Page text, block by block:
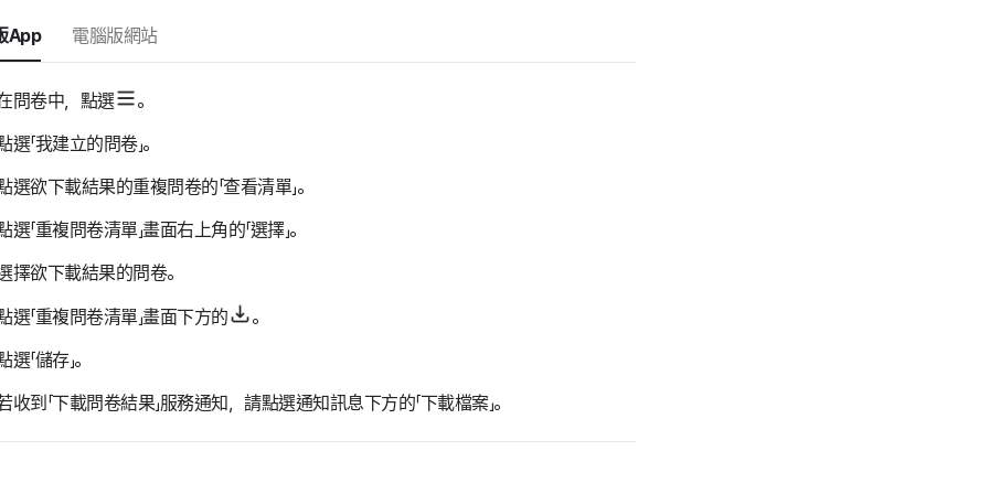
App 電腦版網站
問卷中，點選 。
選「我建立的問卷」。
選欲下載結果的重複問卷的「查看清單」。
選「重複問卷清單」畫面右上角的「選擇」。
擇欲下載結果的問卷。
選「重複問卷清單」畫面下方的 。
選「儲存」。
收到「下載問卷結果」服務通知，請點選通知訊息下方的「下載檔案」。